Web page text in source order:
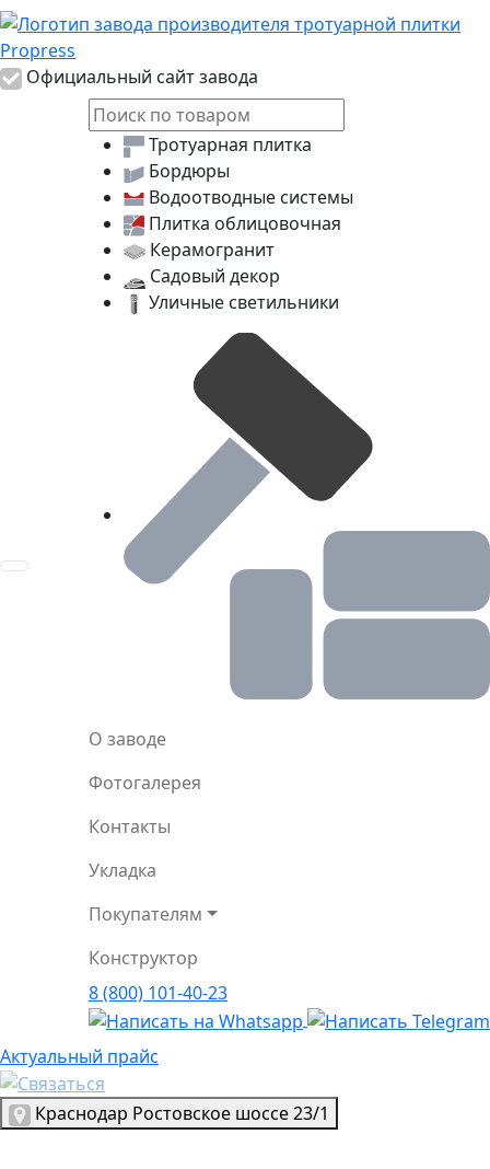
Логотип Propress
Официальный сайт завода
Toggle navigation
Тротуарная плитка
Бордюры
Водоотводные системы
Плитка облицовочная
Керамогранит
Садовый декор
Уличные светильники
О заводе
Фотогалерея
Контакты
Укладка
Покупателям
Конструктор
8 (800) 101-40-23
Актуальный прайс
Актуальный прайс
Выбрать город
Краснодар Ростовское шоссе 23/1